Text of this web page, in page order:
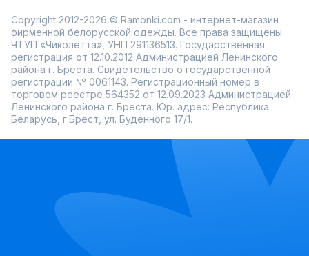
Copyright 2012-2026 © Ramonki.com - интернет-магазин
фирменной белорусской одежды. Все права защищены.
ЧТУП «Чиколетта», УНП 291136513. Государственная
регистрация от 12.10.2012 Администрацией Ленинского
района г. Бреста. Свидетельство о государственной
регистрации № 0061143. Регистрационный номер в
торговом реестре 564352 от 12.09.2023 Администрацией
Ленинского района г. Бреста. Юр. адрес: Республика
Беларусь, г.Брест, ул. Буденного 17/1.